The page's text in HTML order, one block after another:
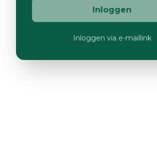
Inloggen
Inloggen via e-maillink